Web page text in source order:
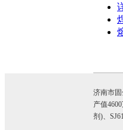
济南市
产值
剂)、